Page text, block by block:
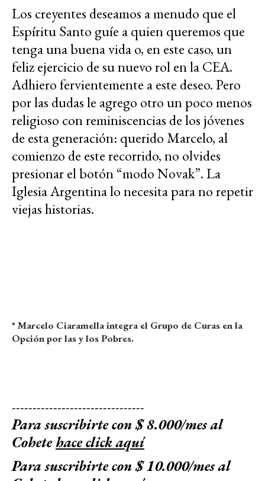
Los creyentes deseamos a menudo que el
Espíritu Santo guíe a quien queremos que
tenga una buena vida o, en este caso, un
feliz ejercicio de su nuevo rol en la CEA.
Adhiero fervientemente a este deseo. Pero
por las dudas le agrego otro un poco menos
religioso con reminiscencias de los jóvenes
de esta generación: querido Marcelo, al
comienzo de este recorrido, no olvides
presionar el botón “modo Novak”. La
Iglesia Argentina lo necesita para no repetir
viejas historias.
* Marcelo Ciaramella integra el Grupo de Curas en la
Opción por las y los Pobres.
--------------------------------
Para suscribirte con $ 8.000/mes al
Cohetehace click aquí
Para suscribirte con $ 10.000/mes al